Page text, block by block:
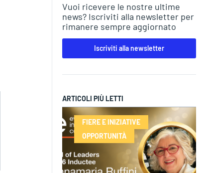
Vuoi ricevere le nostre ultime
news? Iscriviti alla newsletter per
rimanere sempre aggiornato
Iscriviti alla newsletter
ARTICOLI PIÙ LETTI
FIERE E INIZIATIVE
OPPORTUNITÀ